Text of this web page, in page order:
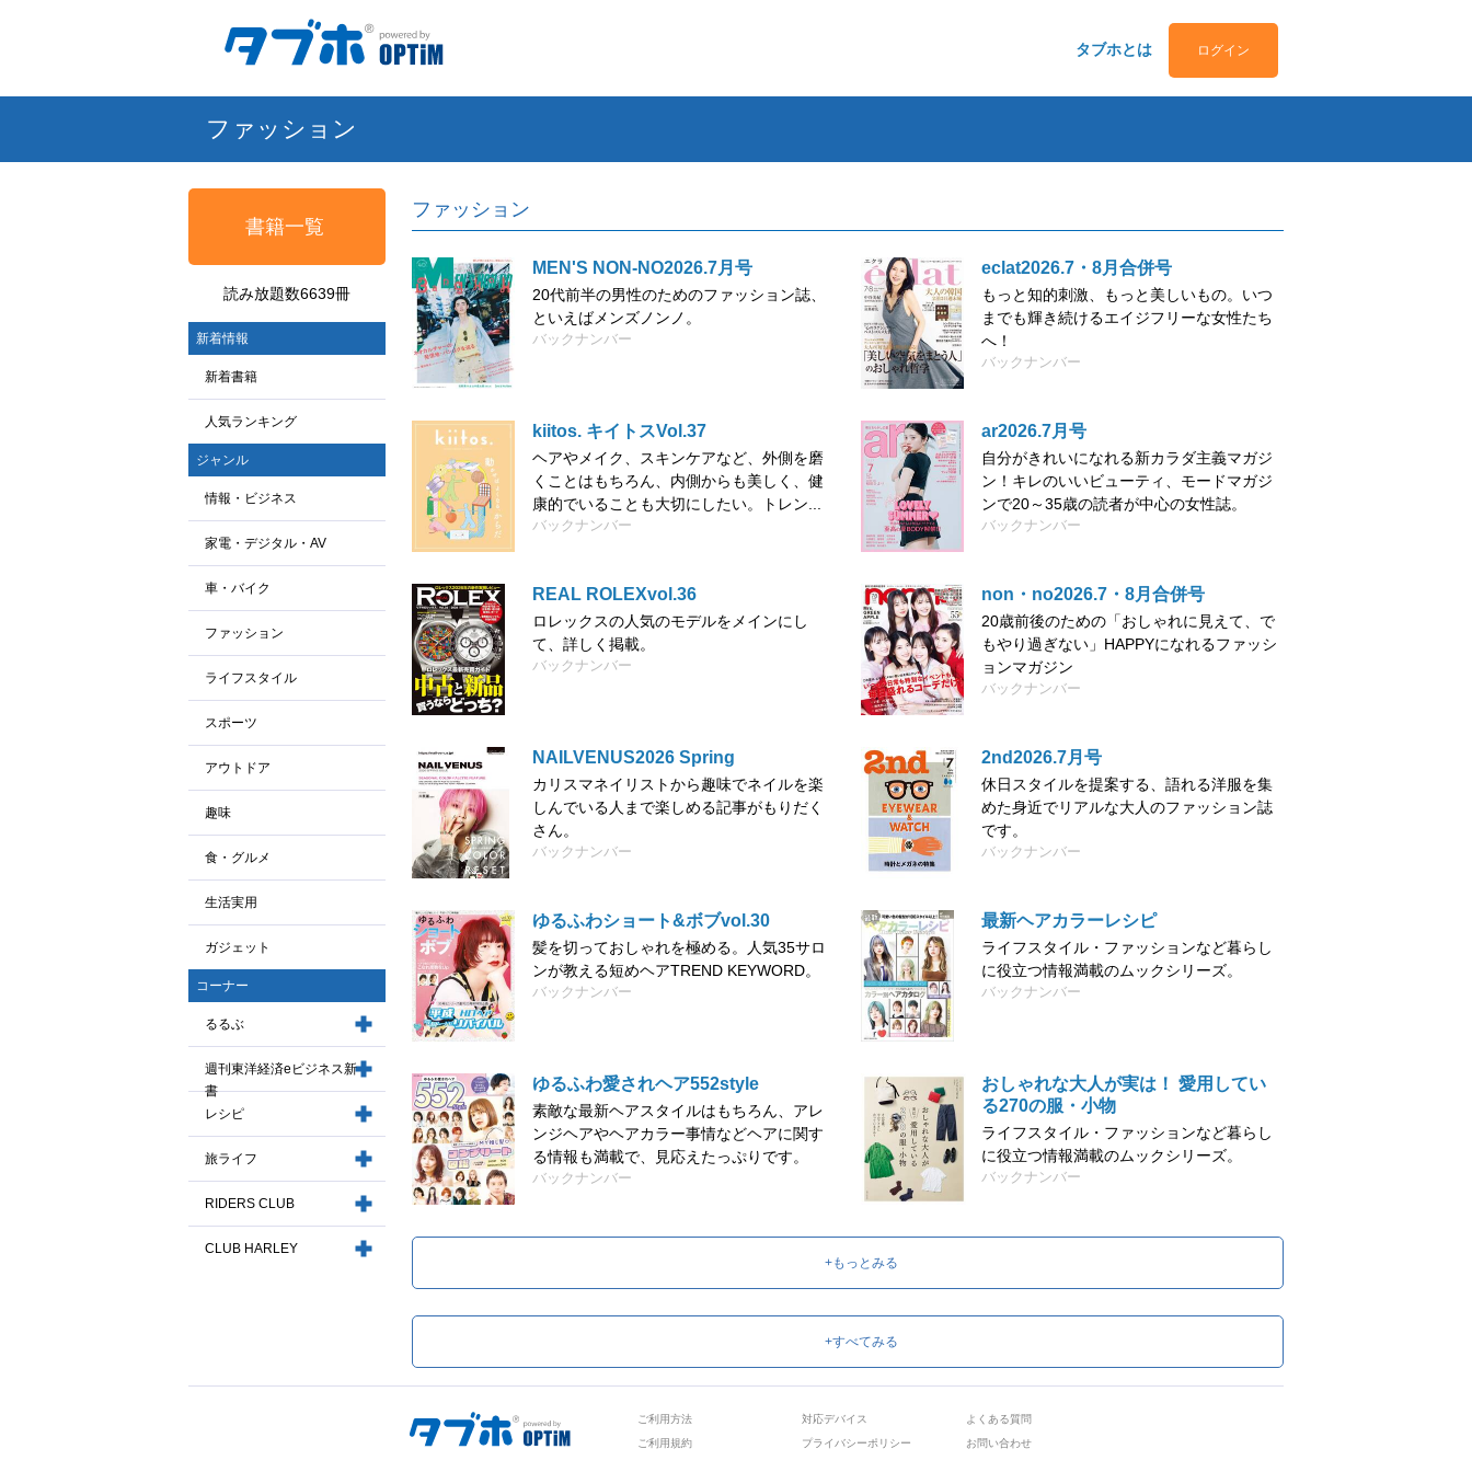
タブホとは ログイン
ファッション
書籍一覧
読み放題数6639冊
新着情報
新着書籍
人気ランキング
ジャンル
情報・ビジネス
家電・デジタル・AV
車・バイク
ファッション
ライフスタイル
スポーツ
アウトドア
趣味
食・グルメ
生活実用
ガジェット
コーナー
るるぶ
週刊東洋経済eビジネス新
書
レシピ
旅ライフ
RIDERS CLUB
CLUB HARLEY
ファッション
MEN'S NON-NO2026.7月号
20代前半の男性のためのファッション誌、
といえばメンズノンノ。
バックナンバー
eclat2026.7・8月合併号
もっと知的刺激、もっと美しいもの。いつ
までも輝き続けるエイジフリーな女性たち
へ！
バックナンバー
kiitos. キイトスVol.37
ヘアやメイク、スキンケアなど、外側を磨
くことはもちろん、内側からも美しく、健
康的でいることも大切にしたい。トレン...
バックナンバー
ar2026.7月号
自分がきれいになれる新カラダ主義マガジ
ン！キレのいいビューティ、モードマガジ
ンで20～35歳の読者が中心の女性誌。
バックナンバー
REAL ROLEXvol.36
ロレックスの人気のモデルをメインにし
て、詳しく掲載。
バックナンバー
non・no2026.7・8月合併号
20歳前後のための「おしゃれに見えて、で
もやり過ぎない」HAPPYになれるファッシ
ョンマガジン
バックナンバー
NAILVENUS2026 Spring
カリスマネイリストから趣味でネイルを楽
しんでいる人まで楽しめる記事がもりだく
さん。
バックナンバー
2nd2026.7月号
休日スタイルを提案する、語れる洋服を集
めた身近でリアルな大人のファッション誌
です。
バックナンバー
ゆるふわショート&ボブvol.30
髪を切っておしゃれを極める。人気35サロ
ンが教える短めヘアTREND KEYWORD。
バックナンバー
最新ヘアカラーレシピ
ライフスタイル・ファッションなど暮らし
に役立つ情報満載のムックシリーズ。
バックナンバー
ゆるふわ愛されヘア552style
素敵な最新ヘアスタイルはもちろん、アレ
ンジヘアやヘアカラー事情などヘアに関す
る情報も満載で、見応えたっぷりです。
バックナンバー
おしゃれな大人が実は！ 愛用してい
る270の服・小物
ライフスタイル・ファッションなど暮らし
に役立つ情報満載のムックシリーズ。
バックナンバー
+もっとみる
+すべてみる
ご利用方法 対応デバイス
よくある質問
ご利用規約
プライバシーポリシー お問い合わせ